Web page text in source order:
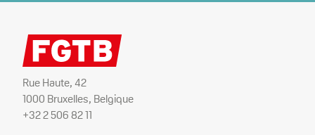
Rue Haute, 42
1000 Bruxelles, Belgique
+32 2 506 82 11